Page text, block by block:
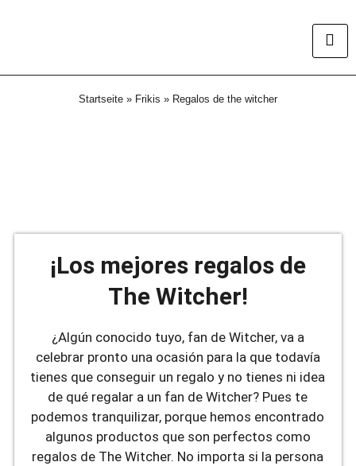
Startseite » Frikis » Regalos de the witcher
¡Los mejores regalos de
The Witcher!
¿Algún conocido tuyo, fan de Witcher, va a
celebrar pronto una ocasión para la que todavía
tienes que conseguir un regalo y no tienes ni idea
de qué regalar a un fan de Witcher? Pues te
podemos tranquilizar, porque hemos encontrado
algunos productos que son perfectos como
regalos de The Witcher. No importa si la persona